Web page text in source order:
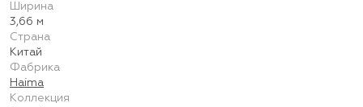
Ширина
3,66 м
Страна
Китай
Фабрика
Haima
Коллекция